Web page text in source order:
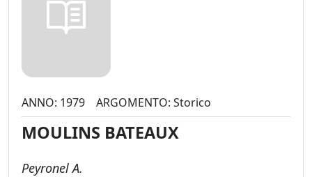
ANNO: 1979 ARGOMENTO: Storico
MOULINS BATEAUX
Peyronel A.